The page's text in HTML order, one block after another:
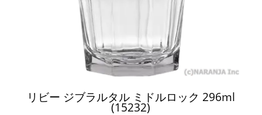
リビー ジブラルタル ミドルロック 296ml
(15232)